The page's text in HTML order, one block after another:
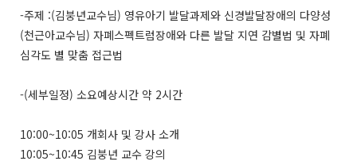
-주제 :(김붕년교수님) 영유아기 발달과제와 신경발달장애의 다양성
(천근아교수님) 자폐스펙트럼장애와 다른 발달 지연 감별법 및 자폐
심각도 별 맞춤 접근법
-(세부일정) 소요예상시간 약 2시간
10:00~10:05 개회사 및 강사 소개
10:05~10:45 김붕년 교수 강의